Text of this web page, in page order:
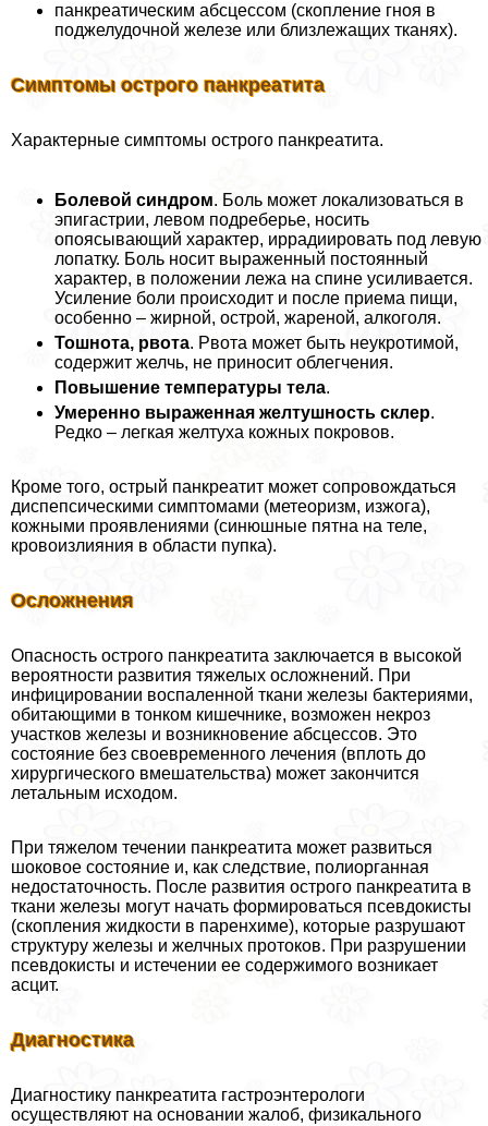
панкреатическим абсцессом (скопление гноя в
поджелудочной железе или близлежащих тканях).
Симптомы острого панкреатита
Характерные симптомы острого панкреатита.
Болевой синдром. Боль может локализоваться в
эпигастрии, левом подреберье, носить
опоясывающий характер, иррадиировать под левую
лопатку. Боль носит выраженный постоянный
характер, в положении лежа на спине усиливается.
Усиление боли происходит и после приема пищи,
особенно – жирной, острой, жареной, алкоголя.
Тошнота, рвота. Рвота может быть неукротимой,
содержит желчь, не приносит облегчения.
Повышение температуры тела.
Умеренно выраженная желтушность склер.
Редко – легкая желтуха кожных покровов.
Кроме того, острый панкреатит может сопровождаться
диспепсическими симптомами (метеоризм, изжога),
кожными проявлениями (синюшные пятна на теле,
кровоизлияния в области пупка).
Осложнения
Опасность острого панкреатита заключается в высокой
вероятности развития тяжелых осложнений. При
инфицировании воспаленной ткани железы бактериями,
обитающими в тонком кишечнике, возможен некроз
участков железы и возникновение абсцессов. Это
состояние без своевременного лечения (вплоть до
хирургического вмешательства) может закончится
летальным исходом.
При тяжелом течении панкреатита может развиться
шоковое состояние и, как следствие, полиорганная
недостаточность. После развития острого панкреатита в
ткани железы могут начать формироваться псевдокисты
(скопления жидкости в паренхиме), которые разрушают
структуру железы и желчных протоков. При разрушении
псевдокисты и истечении ее содержимого возникает
асцит.
Диагностика
Диагностику панкреатита гастроэнтерологи
осуществляют на основании жалоб, физикального